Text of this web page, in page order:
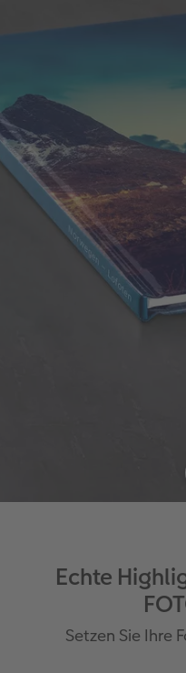
Hardcover
Ein besonders
Ihre wertvollen Fotos
Feste Bildband-
Großer, flexibel
Echte
Setzen Sie Ihre